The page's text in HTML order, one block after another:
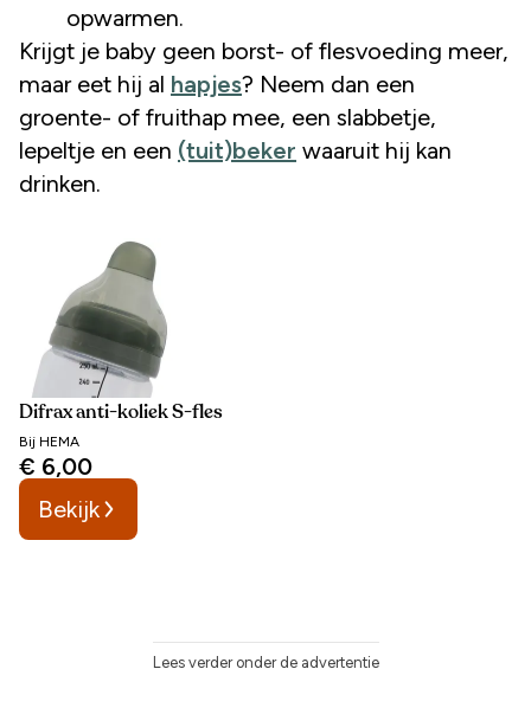
opwarmen.
Krijgt je baby geen borst- of flesvoeding meer,
maar eet hij al hapjes? Neem dan een
groente- of fruithap mee, een slabbetje,
lepeltje en een (tuit)beker waaruit hij kan
drinken.
Difrax anti-koliek S-fles
Bij HEMA
€ 6,00
Bekijk
Lees verder onder de advertentie